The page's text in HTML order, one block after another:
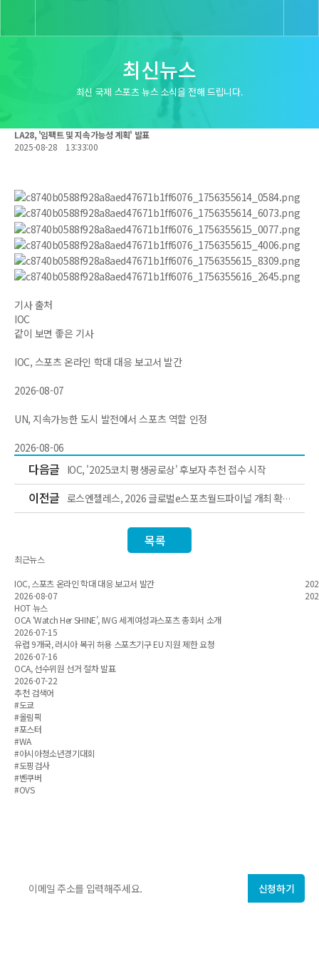
최신뉴스
최신 국제 스포츠 뉴스 소식을 전해 드립니다.
LA28, '임팩트 및 지속가능성 계획' 발표
2025-08-28
13:33:00
기사 출처
IOC
같이 보면 좋은 기사
IOC, 스포츠 온라인 학대 대응 보고서 발간
2026-08-07
UN, 지속가능한 도시 발전에서 스포츠 역할 인정
2026-08-06
다음글 IOC, '2025코치 평생공로상' 후보자 추천 접수 시작
이전글 로스엔젤레스, 2026 글로벌e스포츠월드파이널 개최 확
목록
최근뉴스
IOC, 스포츠 온라인 학대 대응 보고서 발간
2026-08-07
HOT 뉴스
OCA ‘Watch Her SHINE’, IWG 세계여성과스포츠 총회서 소개
2026-07-15
유럽 9개국, 러시아 복귀 허용 스포츠기구 EU 지원 제한 요청
2026-07-16
OCA, 선수위원 선거 절차 발표
2026-07-22
추천 검색어
#도쿄
#올림픽
#포스터
#WA
#아시아청소년경기대회
#도핑검사
#벤쿠버
#OVS
신청하기